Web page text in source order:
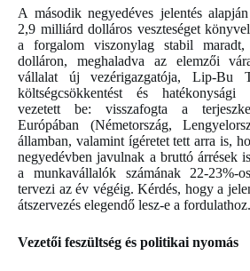
A második negyedéves jelentés
2,9 milliárd dolláros veszteséget
a forgalom viszonylag stabil
dolláron, meghaladva az elemzői
vállalat új vezérigazgatója, Lip-Bu
költségcsökkentést és hatékonysági
vezetett be: visszafogta a
Európában (Németország,
államban, valamint ígéretet tett arra is,
negyedévben javulnak a bruttó árrések
a munkavállalók számának 22-23%-
tervezi az év végéig. Kérdés, hogy a
átszervezés elegendő lesz-e a fordulathoz.
Vezetői feszültség és politikai nyomás